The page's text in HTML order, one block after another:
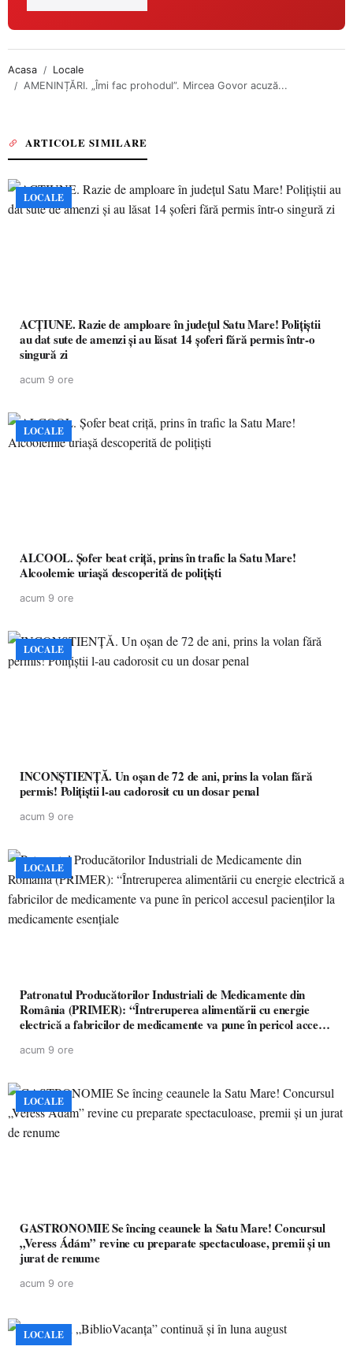
Acasa
Locale
AMENINȚĂRI. „Îmi fac prohodul”. Mircea Govor acuză...
ARTICOLE SIMILARE
LOCALE
ACȚIUNE. Razie de amploare în județul Satu Mare! Polițiștii
au dat sute de amenzi și au lăsat 14 șoferi fără permis într-o
singură zi
acum 9 ore
LOCALE
ALCOOL. Șofer beat criță, prins în trafic la Satu Mare!
Alcoolemie uriașă descoperită de polițiști
acum 9 ore
LOCALE
INCONȘTIENȚĂ. Un oșan de 72 de ani, prins la volan fără
permis! Polițiștii l-au cadorosit cu un dosar penal
acum 9 ore
LOCALE
Patronatul Producătorilor Industriali de Medicamente din
România (PRIMER): “Întreruperea alimentării cu energie
electrică a fabricilor de medicamente va pune în pericol accesul
acum 9 ore
LOCALE
GASTRONOMIE Se încing ceaunele la Satu Mare! Concursul
„Veress Ádám” revine cu preparate spectaculoase, premii și un
jurat de renume
acum 9 ore
LOCALE